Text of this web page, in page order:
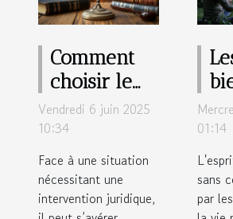
Comment
choisir le
bon
domaine
juridique
pour votre
cas
Vendredi 6 juin 2025
10:34
Face à une situation
nécessitant une
intervention juridique,
01:14
sans
par